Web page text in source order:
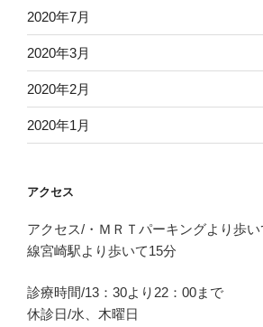
2020年7月
2020年3月
2020年2月
2020年1月
アクセス
アクセス/・ＭＲＴパーキングより歩
線宮崎駅より歩いて15分
診療時間/13：30より22：00まで
休診日/水、木曜日